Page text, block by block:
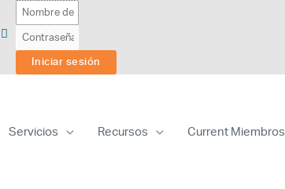
Servicios Recursos Current Miembros